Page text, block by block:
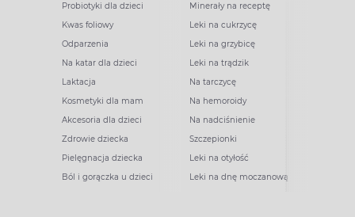
Probiotyki dla dzieci
Kwas foliowy
Odparzenia
Na katar dla dzieci
Laktacja
Kosmetyki dla mam
Akcesoria dla dzieci
Zdrowie dziecka
Pielęgnacja dziecka
Ból i gorączka u dzieci
Minerały na receptę
Leki na cukrzycę
Leki na grzybicę
Leki na trądzik
Na tarczycę
Na hemoroidy
Na nadciśnienie
Szczepionki
Leki na otyłość
Leki na dnę moczanową